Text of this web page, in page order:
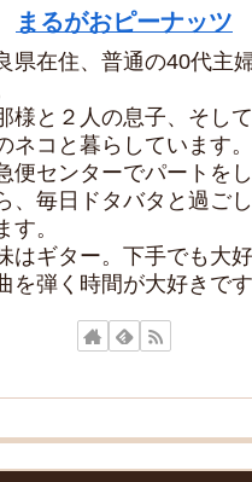
まるがおピーナッツ
県在住、普通の40代主
様と２人の息子、そし
ネコと暮らしています。
便センターでパートを
、毎日ドタバタと過ご
す。
はギター。下手でも大
を弾く時間が大好きです